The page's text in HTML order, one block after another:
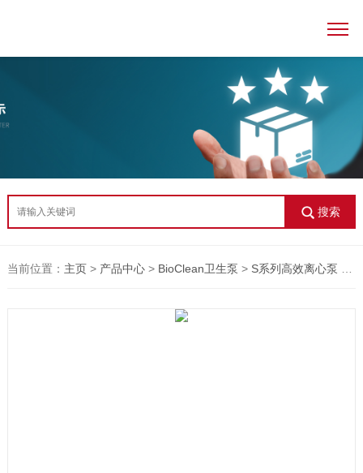
搜索
当前位置： 主页> 产品中心> BioClean卫生泵 > S系列高效离心泵